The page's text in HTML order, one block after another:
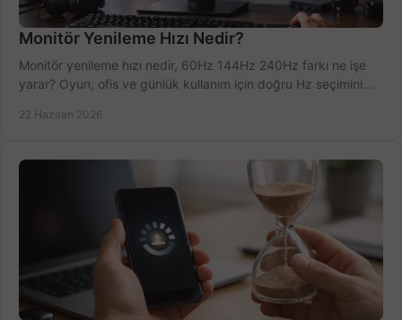
Monitör Yenileme Hızı Nedir?
Monitör yenileme hızı nedir, 60Hz 144Hz 240Hz farkı ne işe
yarar? Oyun, ofis ve günlük kullanım için doğru Hz seçimini
22 Haziran 2026